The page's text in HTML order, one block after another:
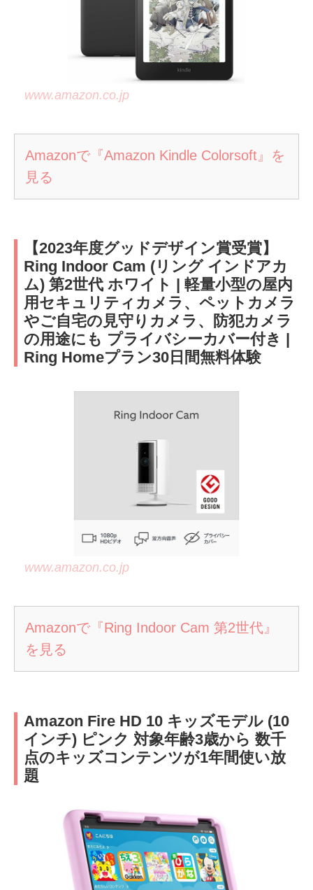
www.amazon.co.jp
Amazonで『Amazon Kindle Colorsoft』を
見る
【2023年度グッドデザイン賞受賞】
Ring Indoor Cam (リング インドアカ
ム) 第2世代 ホワイト | 軽量小型の屋内
用セキュリティカメラ、ペットカメラ
やご自宅の見守りカメラ、防犯カメラ
の用途にも プライバシーカバー付き |
Ring Homeプラン30日間無料体験
www.amazon.co.jp
Amazonで『Ring Indoor Cam 第2世代』
を見る
Amazon Fire HD 10 キッズモデル (10
インチ) ピンク 対象年齢3歳から 数千
点のキッズコンテンツが1年間使い放
題